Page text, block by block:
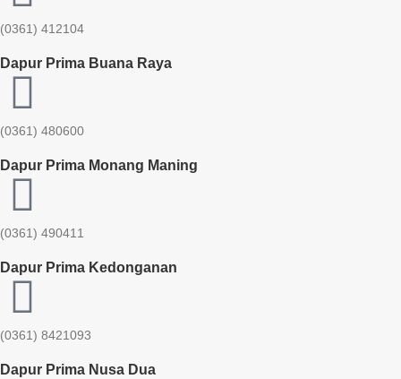
(0361) 412104
Dapur Prima Buana Raya
(0361) 480600
Dapur Prima Monang Maning
(0361) 490411​
Dapur Prima Kedonganan
(0361) 8421093
Dapur Prima Nusa Dua